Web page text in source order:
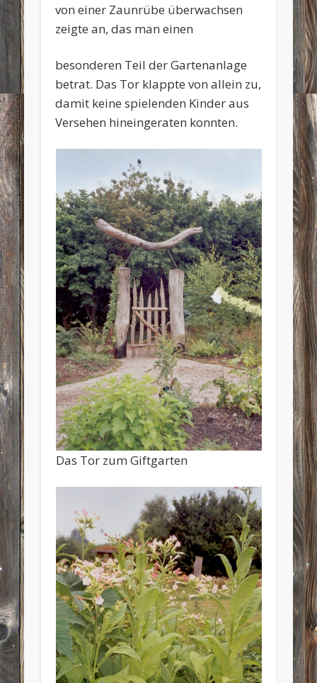
von einer Zaunrübe überwachsen
zeigte an, das man einen
besonderen Teil der Gartenanlage
betrat. Das Tor klappte von allein zu,
damit keine spielenden Kinder aus
Versehen hineingeraten konnten.
Das Tor zum Giftgarten